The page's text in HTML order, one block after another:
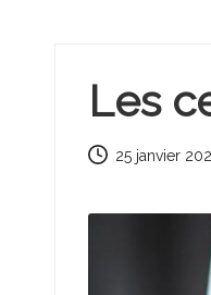
u
s
s
Les
25 janvier